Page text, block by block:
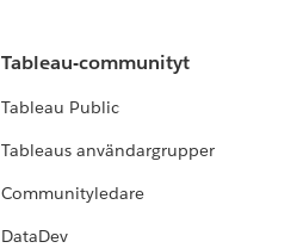
Tableau-communityt
Tableau Public
Tableaus användargrupper
Communityledare
DataDev